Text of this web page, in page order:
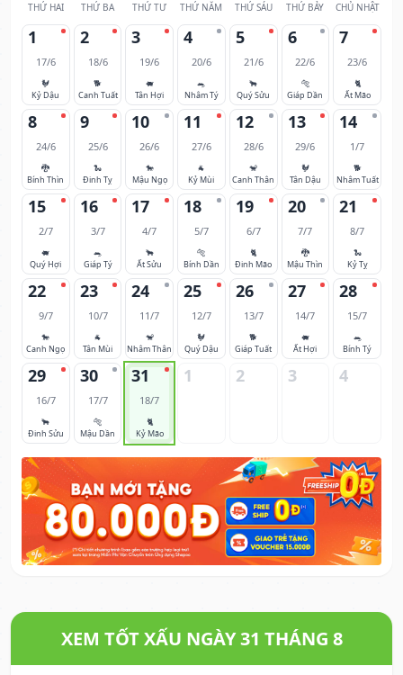
THỨ HAI THỨ BA THỨ TƯ THỨ NĂM THỨ SÁU THỨ BẢY CHỦ NHẬT
1
17/6
🐓
Kỷ Dậu
2
18/6
🐕
Canh Tuất
3
19/6
🐖
Tân Hợi
4
20/6
🐀
Nhâm Tý
5
21/6
🐂
Quý Sửu
6
22/6
🐅
Giáp Dần
7
23/6
🐈
Ất Mão
8
24/6
🐉
Bính Thìn
9
25/6
🐍
Đinh Tỵ
10
26/6
🐎
Mậu Ngọ
11
27/6
🐐
Kỷ Mùi
12
28/6
🐒
Canh Thân
13
29/6
🐓
Tân Dậu
14
1/7
🐕
Nhâm Tuất
15
2/7
🐖
Quý Hợi
16
3/7
🐀
Giáp Tý
17
4/7
🐂
Ất Sửu
18
5/7
🐅
Bính Dần
19
6/7
🐈
Đinh Mão
20
7/7
🐉
Mậu Thìn
21
8/7
🐍
Kỷ Tỵ
22
9/7
🐎
Canh Ngọ
23
10/7
🐐
Tân Mùi
24
11/7
🐒
Nhâm Thân
25
12/7
🐓
Quý Dậu
26
13/7
🐕
Giáp Tuất
27
14/7
🐖
Ất Hợi
28
15/7
🐀
Bính Tý
29
16/7
🐂
Đinh Sửu
30
17/7
🐅
Mậu Dần
31
18/7
🐈
Kỷ Mão
1 2 3 4
XEM TỐT XẤU NGÀY 31 THÁNG 8